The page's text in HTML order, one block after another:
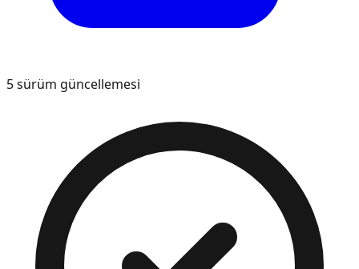
5sürüm güncellemesi